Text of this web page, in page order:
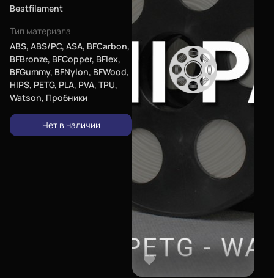
Bestfilament
Тип материала
ABS, ABS/PC, ASA, BFCarbon,
BFBronze, BFCopper, BFlex,
BFGummy, BFNylon, BFWood,
HIPS, PETG, PLA, PVA, TPU,
Watson, Пробники
Нет в наличии